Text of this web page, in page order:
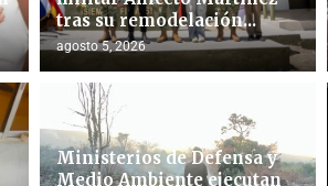
tras su remodelación...
agosto 5, 2026
Ministerios de Defensa y
Medio Ambiente ejecutan